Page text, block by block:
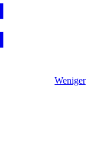
Weniger